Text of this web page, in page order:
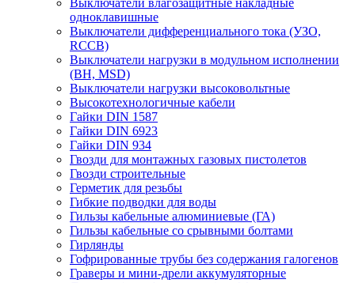
одноклавишные
Выключатели дифференциального тока (УЗО,
RCCB)
Выключатели нагрузки в модульном исполнении
(ВН, MSD)
Выключатели нагрузки высоковольтные
Высокотехнологичные кабели
Гайки DIN 1587
Гайки DIN 6923
Гайки DIN 934
Гвозди для монтажных газовых пистолетов
Гвозди строительные
Герметик для резьбы
Гибкие подводки для воды
Гильзы кабельные алюминиевые (ГА)
Гильзы кабельные со срывными болтами
Гирлянды
Гофрированные трубы без содержания галогенов
Граверы и мини-дрели аккумуляторные